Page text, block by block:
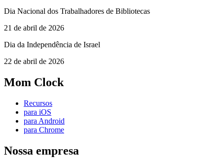
Dia Nacional dos Trabalhadores de Bibliotecas
21 de abril de 2026
Dia da Independência de Israel
22 de abril de 2026
Mom Clock
Recursos
para iOS
para Android
para Chrome
Nossa empresa